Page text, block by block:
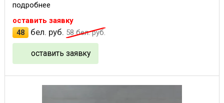
подробнее
оставить заявку
48
бел. руб. 58бел. руб.
оставить заявку